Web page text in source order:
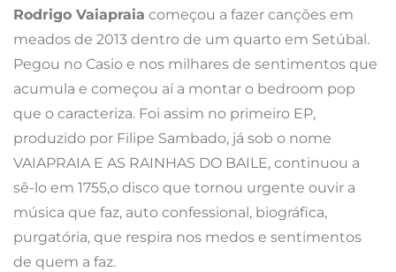
Rodrigo Vaiapraia começou a fazer canções em
meados de 2013 dentro de um quarto em Setúbal.
Pegou no Casio e nos milhares de sentimentos que
acumula e começou aí a montar o bedroom pop
que o caracteriza. Foi assim no primeiro EP,
produzido por Filipe Sambado, já sob o nome
VAIAPRAIA E AS RAINHAS DO BAILE, continuou a
sê-lo em 1755,o disco que tornou urgente ouvir a
música que faz, auto confessional, biográfica,
purgatória, que respira nos medos e sentimentos
de quem a faz.